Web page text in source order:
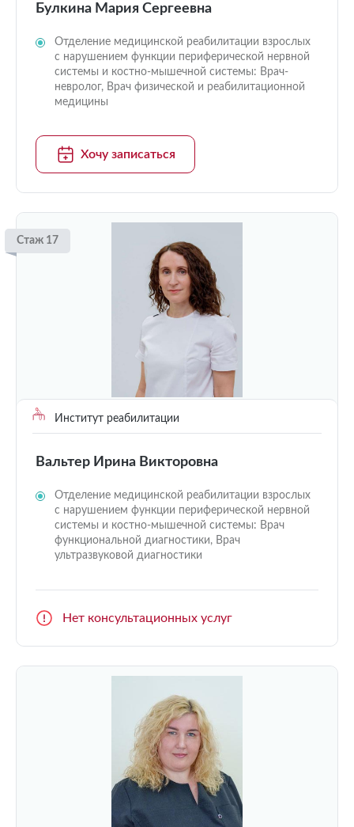
Булкина Мария Сергеевна
Отделение медицинской реабилитации взрослых
с нарушением функции периферической нервной
системы и костно-мышечной системы: Врач-
невролог, Врач физической и реабилитационной
медицины
Хочу записаться
Стаж 17
Институт реабилитации
Вальтер Ирина Викторовна
Отделение медицинской реабилитации взрослых
с нарушением функции периферической нервной
системы и костно-мышечной системы: Врач
функциональной диагностики, Врач
ультразвуковой диагностики
Нет консультационных услуг